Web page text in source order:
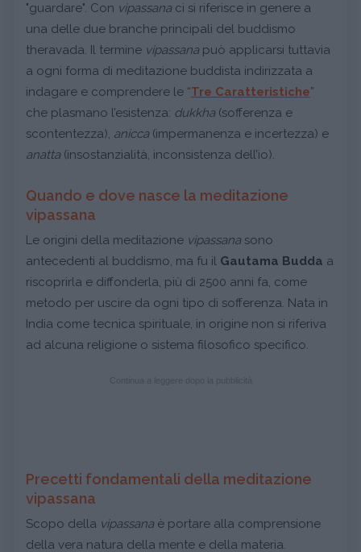
"guardare". Con vipassana ci si riferisce in genere a
una delle due branche principali del buddismo
theravada. Il termine vipassana può applicarsi tuttavia
a ogni forma di meditazione buddista indirizzata a
indagare e comprendere le “Tre Caratteristiche”
che plasmano l’esistenza: dukkha (sofferenza e
scontentezza), anicca (impermanenza e incertezza) e
anatta (insostanzialità, inconsistenza dell’io).
Quando e dove nasce la meditazione
vipassana
Le origini della meditazione vipassana sono
antecedenti al buddismo, ma fu il Gautama Budda a
riscoprirla e diffonderla, più di 2500 anni fa, come
metodo per uscire da ogni tipo di sofferenza. Nata in
India come tecnica spirituale, in origine non si riferiva
ad alcuna religione o sistema filosofico specifico.
Precetti fondamentali della meditazione
vipassana
Scopo della vipassana è portare alla comprensione
della vera natura della mente e della materia.